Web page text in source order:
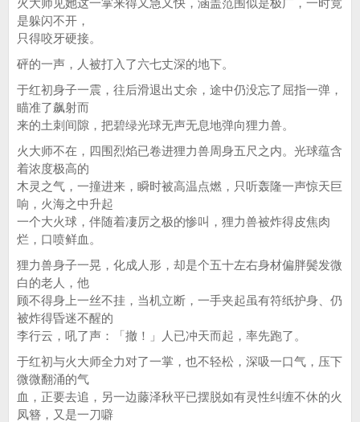
火大师见她这一掌来得又急又快，涵盖范围似是极广，一时竟
是躲闪不开，
只得咬牙硬接。
砰的一声，人被打入了六七丈深的地下。
于红初身子一震，往后滑退出丈余，途中仍没忘了屈指一弹，
瞄准了飙射而
来的土刺间隙，把碧绿光球无声无息地弹向狸力兽。
火大师不在，四围烈焰已卷进狸力兽周身五尺之内。光球蕴含
着浓度极高的
木灵之气，一撞进来，瞬时被高温点燃，只听轰隆一声惊天巨
响，火海之中升起
一个大火球，伴随着凄厉之极的惨叫，狸力兽被炸得皮焦肉
烂，口喷鲜血。
狸力兽身子一晃，化成人形，却是个五十左右身材偏胖鬓发微
白的老人，他
顾不得身上一丝不挂，当机立断，一手夹起虽有符纸护身、仍
被炸得昏迷不醒的
李行云，吼了声：「撤！」人已冲天而起，率先跑了。
于红初与火大师全力对了一掌，也不轻松，深吸一口气，压下
微微翻涌的气
血，正要去追，另一边藤泽秋平已摆脱如有灵性纠缠不休的火
凤簪，又是一刀噼